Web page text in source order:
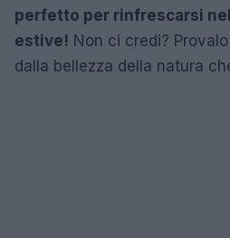
perfetto per rinfrescarsi
estive! Non ci credi?
dalla bellezza della natura